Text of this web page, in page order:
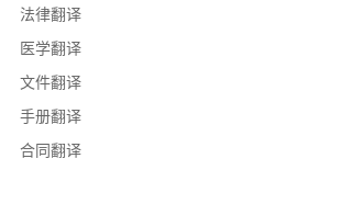
法律翻译
医学翻译
文件翻译
手册翻译
合同翻译